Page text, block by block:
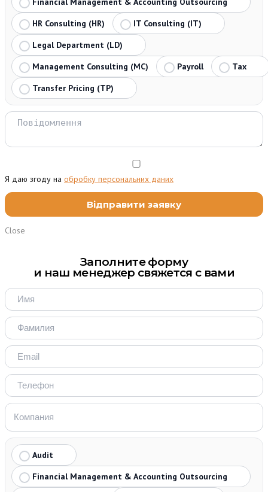
HR Consulting (HR)
IT Consulting (IT)
Legal Department (LD)
Management Consulting (MC)
Payroll
Tax
Transfer Pricing (TP)
Я даю згоду на обробку персональних даних
Close
Заполните форму
и наш менеджер свяжется с вами
Audit
Financial Management & Accounting Outsourcing